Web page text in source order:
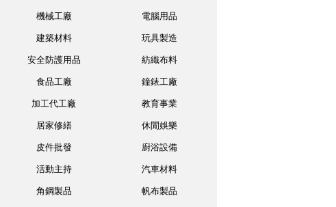
機械工廠 電腦用品
建築材料 玩具製造
安全防護用品 紡織布料
食品工廠 鐘錶工廠
加工代工廠 教育事業
居家修繕 休閒娛樂
皮件批發 廚浴設備
活動主持 汽車材料
角鋼製品 帆布製品